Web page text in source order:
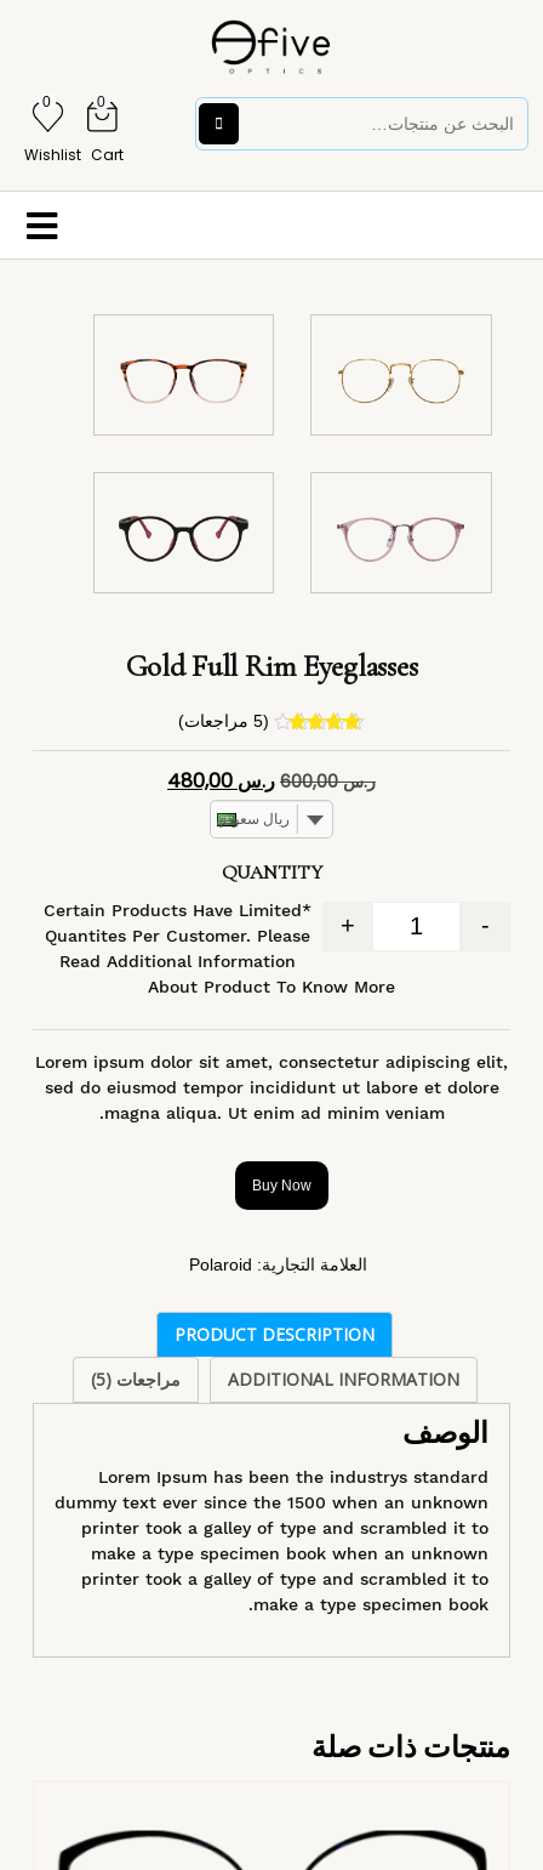
0
Cart
0
Wishlist
Gold Full Rim Eyeglasses
تم التقييم
5 بناءً على
تقييم
4
عملاء
(
5 مراجعات)
ر.س600,00 ر.س
ريال سعودي
QUANTITY
-
+
*Certain Products Have Limited
Quantites Per Customer. Please
Read Additional Information
About Product To Know More
Lorem ipsum dolor sit amet, consectetur adipiscing elit,
sed do eiusmod tempor incididunt ut labore et dolore
magna aliqua. Ut enim ad minim veniam.
Buy Now
العلامة التجارية: Polaroid
PRODUCT DESCRIPTION
ADDITIONAL INFORMATION
مراجعات (5)
الوصف
Lorem Ipsum has been the industrys standard
dummy text ever since the 1500 when an unknown
printer took a galley of type and scrambled it to
make a type specimen book when an unknown
printer took a galley of type and scrambled it to
make a type specimen book.
منتجات ذات صلة